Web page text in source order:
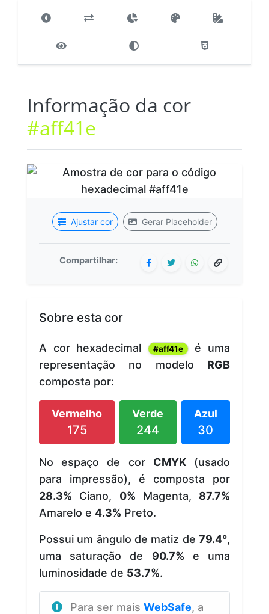
Informação da cor
#aff41e
Ajustar cor Gerar Placeholder
Compartilhar:
Sobre esta cor
A cor hexadecimal #aff41e é uma
representação no modelo RGB
composta por:
Vermelho
175
Verde
244
Azul
30
No espaço de cor CMYK(usado
para impressão), é composta por
28.3% Ciano, 0% Magenta, 87.7%
Amarelo e 4.3% Preto.
Possui um ângulo de matiz de 79.4°,
uma saturação de 90.7% e uma
luminosidade de 53.7%.
Para ser mais WebSafe, a